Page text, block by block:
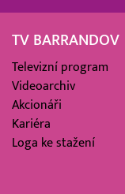
TV BARRANDOV
Televizní program
Videoarchiv
Akcionáři
Kariéra
Loga ke stažení